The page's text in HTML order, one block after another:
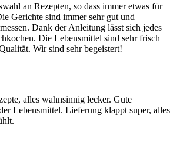
an Rezepten, so dass immer etwas für
Gerichte sind immer sehr gut und
Dank der Anleitung lässt sich jedes
Die Lebensmittel sind sehr frisch
Wir sind sehr begeistert!
alles wahnsinnig lecker. Gute
Lebensmittel. Lieferung klappt super, alles